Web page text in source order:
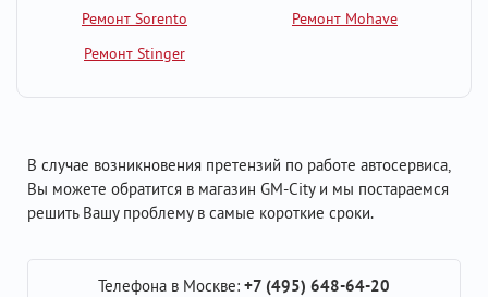
Ремонт Sorento
Ремонт Mohave
Ремонт Stinger
В случае возникновения претензий по работе автосервиса,
Вы можете обратится в магазин GM-City и мы постараемся
решить Вашу проблему в самые короткие сроки.
Телефона в Москве: +7 (495) 648-64-20